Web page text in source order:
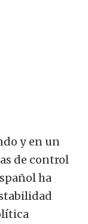
y en un
de control
ha